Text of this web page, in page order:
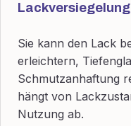
Sie kann den Lack
erleichtern,
Schmutzanhaftung
hängt von
Nutzung ab.